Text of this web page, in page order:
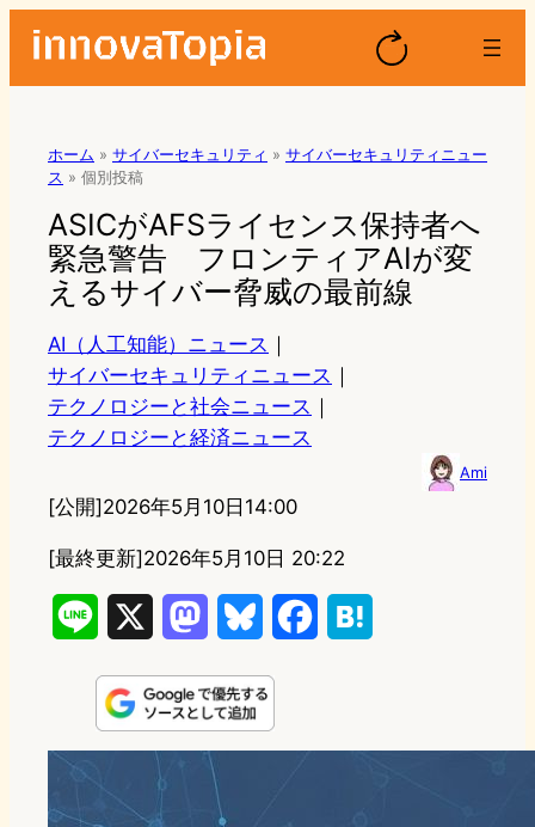
ホーム » サイバーセキュリティ » サイバーセキュリティニュー
ス » 個別投稿
ASICがAFSライセンス保持者へ
緊急警告 フロンティアAIが変
えるサイバー脅威の最前線
AI（人工知能）ニュース ｜
サイバーセキュリティニュース ｜
テクノロジーと社会ニュース ｜
テクノロジーと経済ニュース
Ami
[公開]2026年5月10日14:00
[最終更新]2026年5月10日 20:22
n
e
s
t
o
u
e
e
e